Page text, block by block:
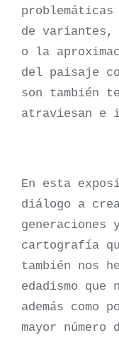
de variantes,
o la
del paisaje
son también
atraviesan e
En esta
diálogo a
cartografía
también nos
edadismo que
además
mayor número